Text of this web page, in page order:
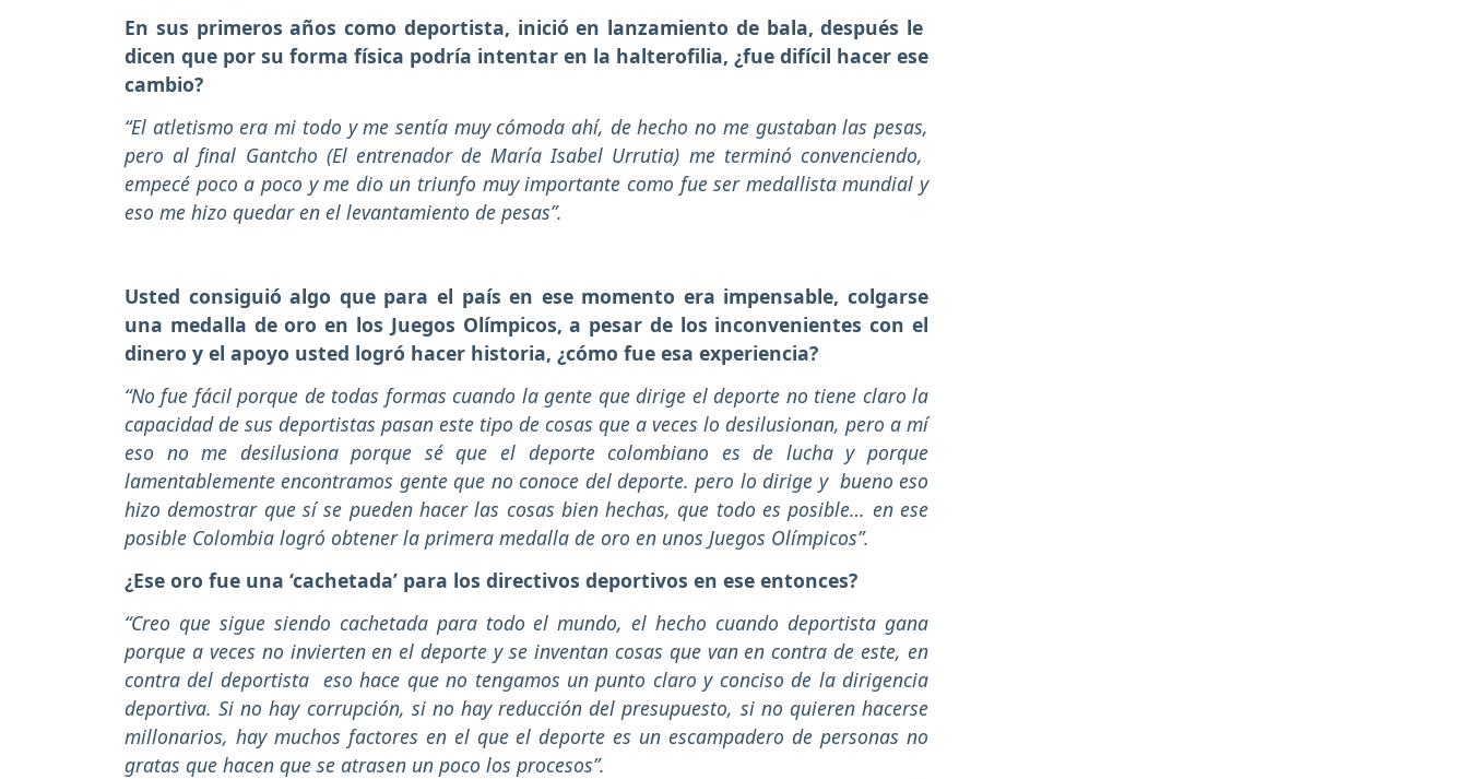
En sus primeros años como deportista, inició en lanzamiento de bala, después le
dicen que por su forma física podría intentar en la halterofilia, ¿fue difícil hacer ese
cambio?
“El atletismo era mi todo y me sentía muy cómoda ahí, de hecho no me gustaban las pesas,
pero al final Gantcho (El entrenador de María Isabel Urrutia) me terminó convenciendo,
empecé poco a poco y me dio un triunfo muy importante como fue ser medallista mundial y
eso me hizo quedar en el levantamiento de pesas”.
Usted consiguió algo que para el país en ese momento era impensable, colgarse
una medalla de oro en los Juegos Olímpicos, a pesar de los inconvenientes con el
dinero y el apoyo usted logró hacer historia, ¿cómo fue esa experiencia?
“No fue fácil porque de todas formas cuando la gente que dirige el deporte no tiene claro la
capacidad de sus deportistas pasan este tipo de cosas que a veces lo desilusionan, pero a mí
eso no me desilusiona porque sé que el deporte colombiano es de lucha y porque
lamentablemente encontramos gente que no conoce del deporte. pero lo dirige y bueno eso
hizo demostrar que sí se pueden hacer las cosas bien hechas, que todo es posible… en ese
posible Colombia logró obtener la primera medalla de oro en unos Juegos Olímpicos”.
¿Ese oro fue una ‘cachetada’ para los directivos deportivos en ese entonces?
“Creo que sigue siendo cachetada para todo el mundo, el hecho cuando deportista gana
porque a veces no invierten en el deporte y se inventan cosas que van en contra de este, en
contra del deportista eso hace que no tengamos un punto claro y conciso de la dirigencia
deportiva. Si no hay corrupción, si no hay reducción del presupuesto, si no quieren hacerse
millonarios, hay muchos factores en el que el deporte es un escampadero de personas no
gratas que hacen que se atrasen un poco los procesos”.